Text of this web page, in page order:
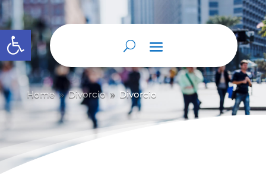
Abrir barra de herramientas
Home 9 Divorcio 9 Divorcio